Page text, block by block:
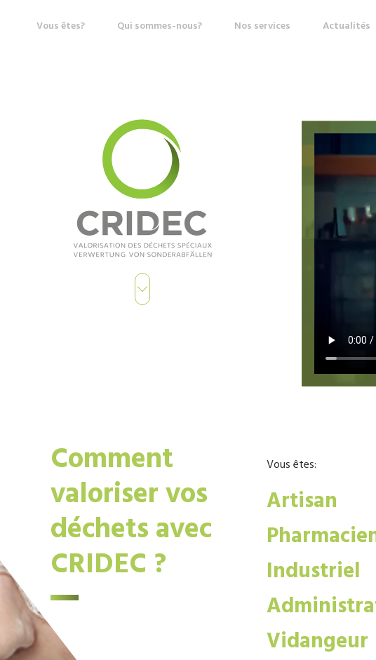
Vous êtes? Qui sommes-nous? Nos services Actualités
Comment
valoriser vos
déchets avec
CRIDEC ?
Vous êtes:
Artisan
Industriel
Vidangeur